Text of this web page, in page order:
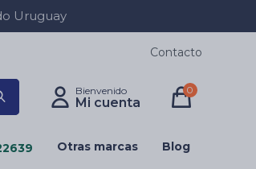
Uruguay
Otras marcas Blog
0
Contacto